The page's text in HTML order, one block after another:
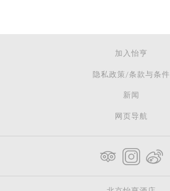
加入怡亨
隐私政策/条款与条件
新闻
网页导航